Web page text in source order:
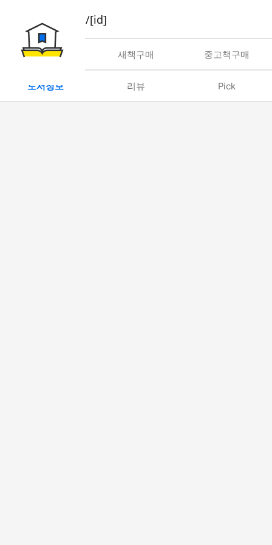
book/rent/[id]
대여 새책구매 중고책구매
도서정보 리뷰 Pick